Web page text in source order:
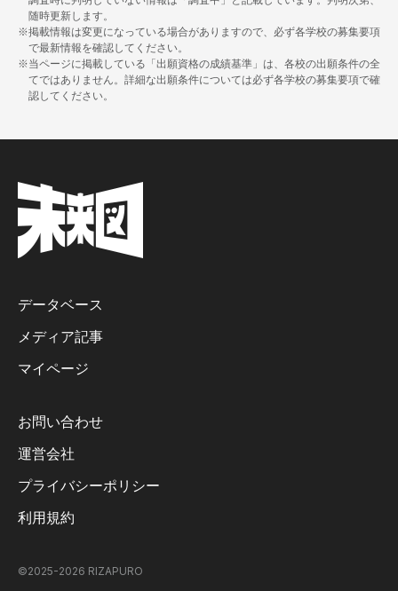
随時更新します。
※掲載情報は変更になっている場合がありますので、必ず各学校の募集要項
で最新情報を確認してください。
※当ページに掲載している「出願資格の成績基準」は、各校の出願条件の全
てではありません。詳細な出願条件については必ず各学校の募集要項で確
認してください。
データベース
メディア記事
マイページ
お問い合わせ
運営会社
プライバシーポリシー
利用規約
©2025-2026 RIZAPURO